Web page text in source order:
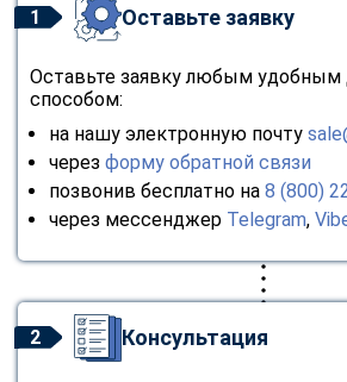
1 Оставьте заявку
Оставьте заявку любым удобным
способом:
на нашу электронную почту
через форму обратной связи
позвонив бесплатно на 8 (800)
через мессенджер Telegram,
2 Консультация